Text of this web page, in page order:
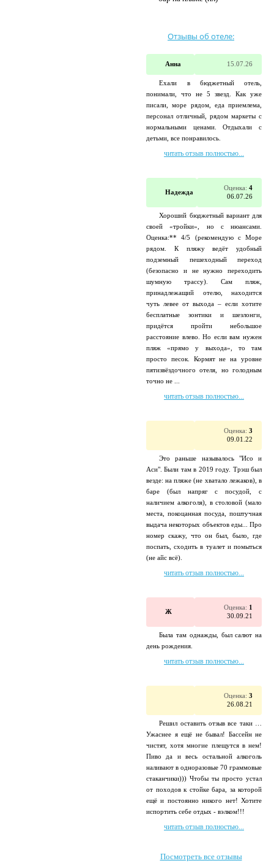
Отзывы об отеле:
Анна 15.07.26
Ехали в бюджетный отель,
понимали, что не 5 звезд. Как уже
писали, море рядом, еда приемлема,
персонал отличный, рядом маркеты с
нормальными ценами. Отдыхали с
детьми, все понравилось.
читать отзыв полностью...
Надежда
Оценка: 4
06.07.26
Хороший бюджетный вариант для
своей «тройки», но с нюансами.
Оценка:** 4/5 (рекомендую с Море
рядом. К пляжу ведёт удобный
подземный пешеходный переход
(безопасно и не нужно переходить
шумную трассу). Сам пляж,
принадлежащий отелю, находится
чуть левее от выхода – если хотите
бесплатные зонтики и шезлонги,
придётся пройти небольшое
расстояние влево. Но если вам нужен
пляж «прямо у выхода», то там
просто песок. Кормят не на уровне
пятизвёздочного отеля, но голодным
точно не ...
читать отзыв полностью...
Оценка: 3
09.01.22
Это раньше называлось "Исо и
Аси". Были там в 2019 году. Трэш был
везде: на пляже (не хватало лежаков), в
баре (был напряг с посудой, с
наличием алкоголя), в столовой (мало
места, покоцанная посуда, поштучная
выдача некоторых объектов еды... Про
номер скажу, что он был, было, где
поспать, сходить в туалет и помыться
(не айс всё).
читать отзыв полностью...
Ж
Оценка: 1
30.09.21
Была там однажды, был салют на
день рождения.
читать отзыв полностью...
Оценка: 3
26.08.21
Решил оставить отзыв все таки …
Ужаснее я ещё не бывал! Бассейн не
чистят, хотя многие плещутся в нем!
Пиво да и весь остальной алкоголь
наливают в одноразовые 70 граммовые
стаканчики))) Чтобы ты просто устал
от походов к стойке бара, за которой
ещё и постоянно никого нет! Хотите
испортить себе отдых - вэлком!!!
читать отзыв полностью...
Посмотреть все отзывы